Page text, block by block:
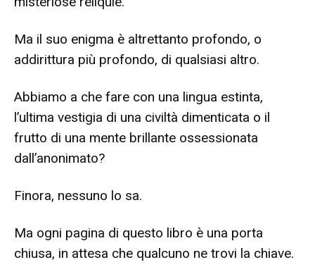
Ma il suo enigma è altrettanto profondo, o
addirittura più profondo, di qualsiasi altro.
Abbiamo a che fare con una lingua estinta,
l’ultima vestigia di una civiltà dimenticata o il
frutto di una mente brillante ossessionata
dall’anonimato?
Finora, nessuno lo sa.
Ma ogni pagina di questo libro è una porta
chiusa, in attesa che qualcuno ne trovi la chiave.